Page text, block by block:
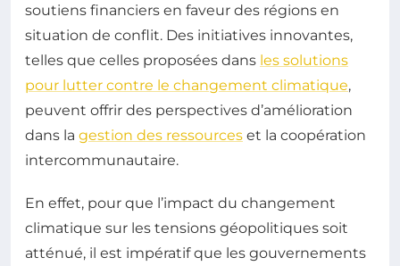
soutiens financiers en faveur des régions en
situation de conflit. Des initiatives innovantes,
telles que celles proposées dans les solutions
pour lutter contre le changement climatique,
peuvent offrir des perspectives d’amélioration
dans la gestion des ressources et la coopération
intercommunautaire.
En effet, pour que l’impact du changement
climatique sur les tensions géopolitiques soit
atténué, il est impératif que les gouvernements